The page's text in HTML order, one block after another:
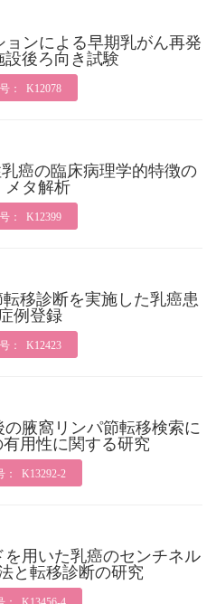
ョンによる早期乳がん再発
設後ろ向き試験
： K12078
癌の臨床病理学的特徴の
メタ解析
： K12399
移診断を実施した乳癌患
例登録
： K12423
腋窩リンパ節転移検索に
用性に関する研究
： K13292-2
用いた乳癌のセンチネル
と転移診断の研究
： K13456-4